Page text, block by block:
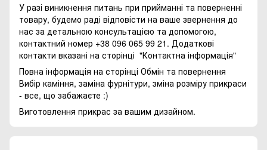
У разі виникнення питань при прийманні та поверненні
товару, будемо раді відповісти на ваше звернення до
нас за детальною консультацією та допомогою,
контактний номер +38 096 065 99 21. Додаткові
контакти вказані на сторінці "Контактна інформація"
Повна інформація на сторінці Обмін та повернення
Вибір каміння, заміна фурнітури, зміна розміру прикраси
- все, що забажаєте :)
Виготовлення прикрас за вашим дизайном.